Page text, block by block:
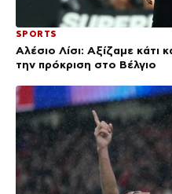
SPORTS
Αλέσιο Λίσι: Αξίζαμε κάτι
την πρόκριση στο Βέλγιο